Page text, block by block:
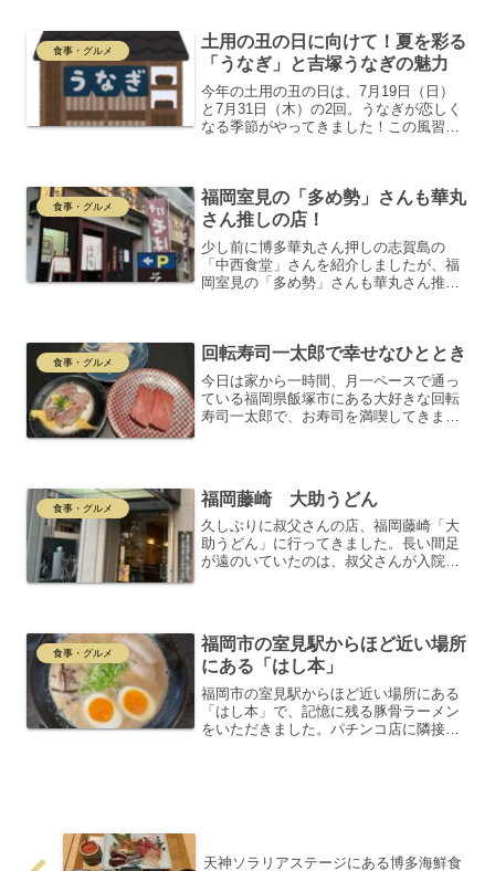
しょうゆラーメン、...
食事・グルメ
土用の丑の日に向けて！夏を彩る
「うなぎ」と吉塚うなぎの魅力
今年の土用の丑の日は、7月19日（日）
と7月31日（木）の2回。うなぎが恋しく
なる季節がやってきました！この風習
て？土用は、中国伝来の...
食事・グルメ
福岡室見の「多め勢」さんも華丸
さん推しの店！
少し前に博多華丸さん押しの志賀島の
「中西食堂」さんを紹介しましたが、福
岡室見の「多め勢」さんも華丸さん推し
現在もその建物あります。...
食事・グルメ 回転寿司一太郎で幸せなひととき
今日は家から一時間、月一ペースで通っ
ている福岡県飯塚市にある大好きな回転
寿司一太郎で、お寿司を満喫してきまし
期待でワクワクさ...
食事・グルメ 福岡藤崎 大助うどん
久しぶりに叔父さんの店、福岡藤崎「大
助うどん」に行ってきました。長い間足
が遠のいていたのは、叔父さんが入院さ
なかなか行けませんでした...
食事・グルメ
福岡市の室見駅からほど近い場所
にある「はし本」
福岡市の室見駅からほど近い場所にある
「はし本」で、記憶に残る豚骨ラーメン
をいただきました。パチンコ店に隣接し
天神ソラリアステージにある博多海鮮食